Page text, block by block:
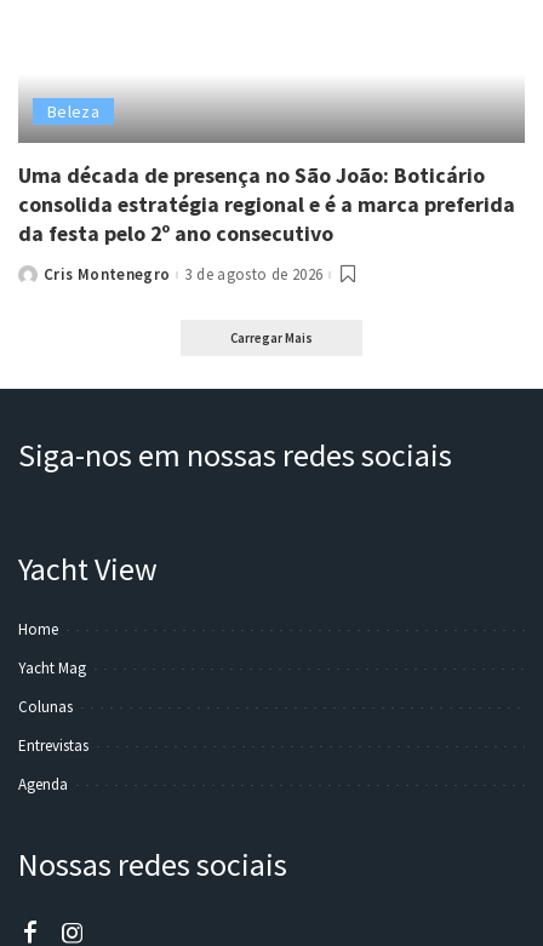
Beleza
Uma década de presença no São João: Boticário
consolida estratégia regional e é a marca preferida
da festa pelo 2º ano consecutivo
PostedCris Montenegro 3 de agosto de 2026
Carregar Mais
Siga-nos em nossas redes sociais
Yacht View
Home
Yacht Mag
Colunas
Entrevistas
Agenda
Nossas redes sociais